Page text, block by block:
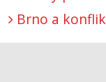
Brno a